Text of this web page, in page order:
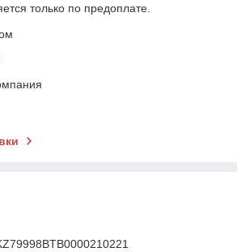
только по предоплате.